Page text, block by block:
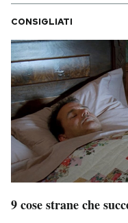
CONSIGLIATI
9 cose strane che